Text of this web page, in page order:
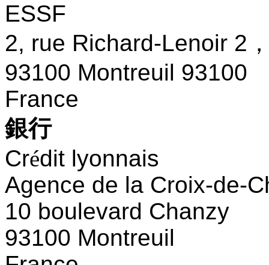
ESSF
2, rue Richard-Lenoir 2
93100 Montreuil 93100
France
銀行
Crédit lyonnais
Agence de la Croix-de-
10 boulevard Chanzy
93100 Montreuil